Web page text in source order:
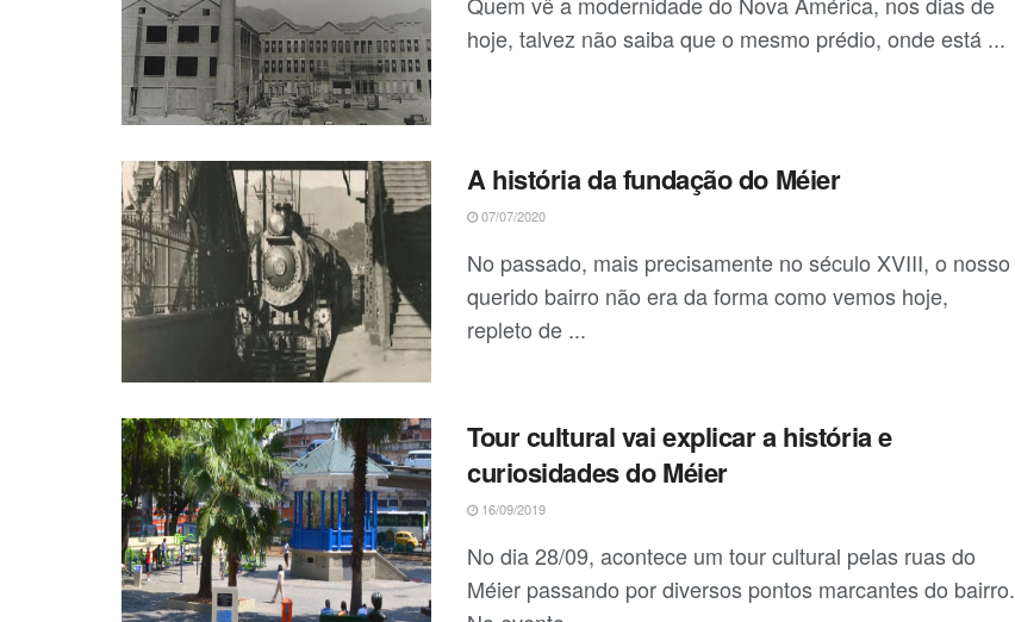
hoje, talvez não saiba que o mesmo prédio, onde está ...
A história da fundação do Méier
07/07/2020
No passado, mais precisamente no século XVIII, o nosso
querido bairro não era da forma como vemos hoje,
repleto de ...
Tour cultural vai explicar a história e
curiosidades do Méier
16/09/2019
No dia 28/09, acontece um tour cultural pelas ruas do
Méier passando por diversos pontos marcantes do bairro.